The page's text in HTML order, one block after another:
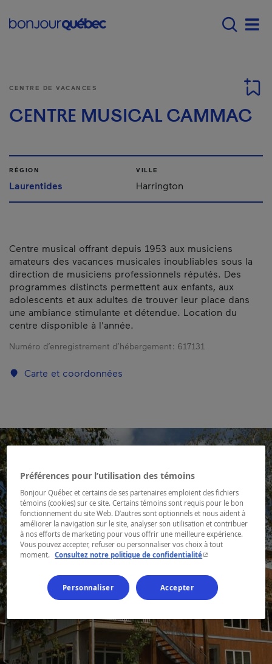
Main navigation -
CENTRE DE VACANCES
CENTRE MUSICAL CAMMAC
RÉGION
Laurentides
VILLE
Harrington
Centre musical offrant depuis 1953 aux musiciens
amateurs des vacances musicales inoubliables sous la
direction de musiciens professionnels réputés. Des
programmes distincts permettent aux enfants, aux
adolescents et aux adultes de trouver leur place dans
une ambiance stimulante et détendue. Location du
centre disponible à l'année.
Numéro d’enregistrement d’hébergement : 617131
Carte et coordonnées
Préférences pour l’utilisation des témoins
Bonjour Québec et certains de ses partenaires emploient des fichiers
témoins (cookies) sur ce site. Certains témoins sont requis pour le bon
fonctionnement du site Web. D’autres sont optionnels et nous aident à
améliorer la navigation sur le site, analyser son utilisation et contribuer
à nos efforts de marketing pour vous offrir une meilleure expérience.
Vous pouvez accepter, refuser ou personnaliser vos choix à tout
moment. Consultez notre politique de confidentialité- Cet hyperlien
Personnaliser Accepter